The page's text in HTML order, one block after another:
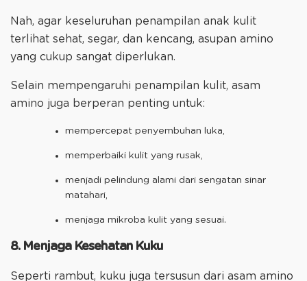
Nah, agar keseluruhan penampilan anak kulit
terlihat sehat, segar, dan kencang, asupan amino
yang cukup sangat diperlukan.
Selain mempengaruhi penampilan kulit, asam
amino juga berperan penting untuk:
mempercepat penyembuhan luka,
memperbaiki kulit yang rusak,
menjadi pelindung alami dari sengatan sinar
matahari,
menjaga mikroba kulit yang sesuai.
8. Menjaga Kesehatan Kuku
Seperti rambut, kuku juga tersusun dari asam amino